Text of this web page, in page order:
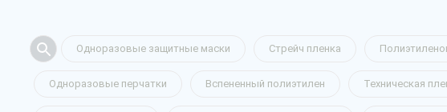
Одноразовые защитные маски Стрейч пленка
Одноразовые перчатки Вспененный полиэтилен Техническая